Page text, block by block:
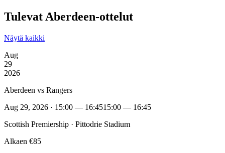
Tulevat Aberdeen-ottelut
Näytä kaikki
Aug
29
2026
Aberdeen vs Rangers
Aug 29, 2026 · 15:00 — 16:4515:00 — 16:45
Scottish Premiership · Pittodrie Stadium
Alkaen €85